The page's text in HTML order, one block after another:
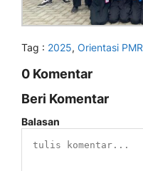
Tag : 2025, Orientasi PMR
0 Komentar
Beri Komentar
Balasan